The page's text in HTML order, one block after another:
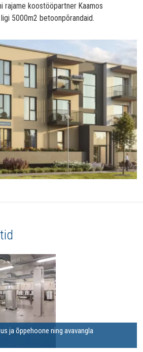
rajame koostööpartner Kaamos
5000m2 betoonpõrandaid.
ja õppehoone ning avavangla